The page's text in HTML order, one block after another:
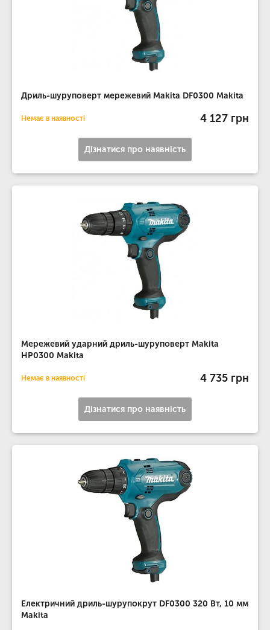
Дриль-шуруповерт мережевий Makita DF0300 Makita
Немає в наявності 4 127 грн
Дізнатися про наявність
Мережевий ударний дриль-шуруповерт Makita
HP0300 Makita
Немає в наявності 4 735 грн
Дізнатися про наявність
Електричний дриль-шурупокрут DF0300 320 Вт, 10 мм
Makita